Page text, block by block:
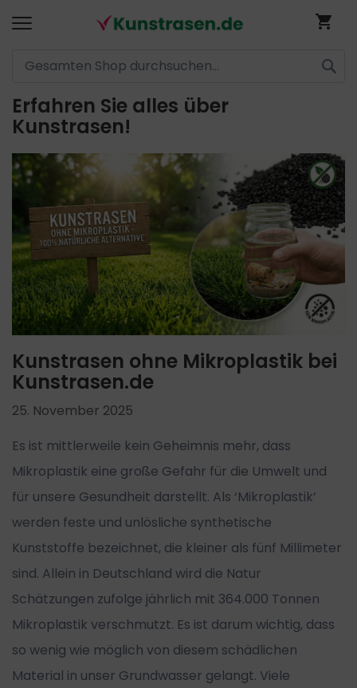
Direkt
zum
Inhalt
Erfahren Sie alles über
Kunstrasen!
Kunstrasen ohne Mikroplastik bei
Kunstrasen.de
25. November 2025
Es ist mittlerweile kein Geheimnis mehr, dass
Mikroplastik eine große Gefahr für die Umwelt und
für unsere Gesundheit darstellt. Als ‘Mikroplastik’
werden feste und unlösliche synthetische
Kunststoffe bezeichnet, die kleiner als fünf Millimeter
sind. Allein in Deutschland wird die Natur
Schätzungen zufolge jährlich mit 364.000 Tonnen
Mikro­plastik verschmutzt. Es ist darum wichtig, dass
so wenig wie möglich von diesem schädlichen
Material in unser Grundwasser gelangt. Viele